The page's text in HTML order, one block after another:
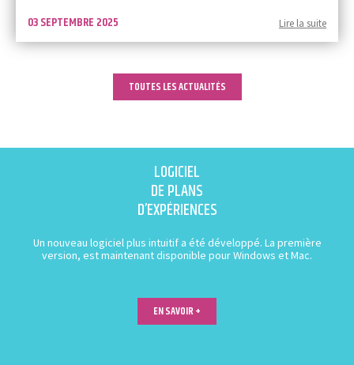
03 SEPTEMBRE 2025 Lire la suite
TOUTES LES ACTUALITÉS
LOGICIEL
DE PLANS
D’EXPÉRIENCES
Un nouveau logiciel plus intuitif a été développé. La première
version, est maintenant disponible pour Windows et Mac.
EN SAVOIR +